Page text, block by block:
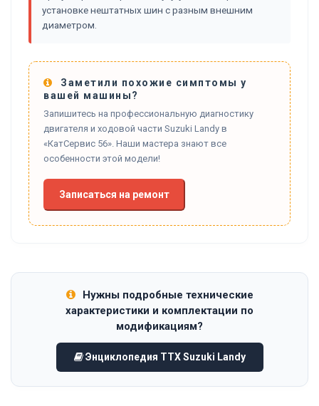
установке нештатных шин с разным внешним
диаметром.
Заметили похожие симптомы у
вашей машины?
Запишитесь на профессиональную диагностику
двигателя и ходовой части Suzuki Landy в
«КатСервис 56». Наши мастера знают все
особенности этой модели!
Записаться на ремонт
Нужны подробные технические
характеристики и комплектации по
модификациям?
Энциклопедия ТТХ Suzuki Landy